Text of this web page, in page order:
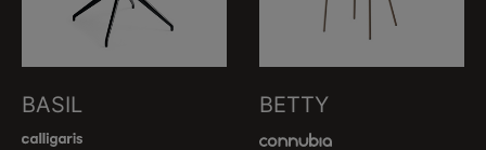
BASIL BETTY